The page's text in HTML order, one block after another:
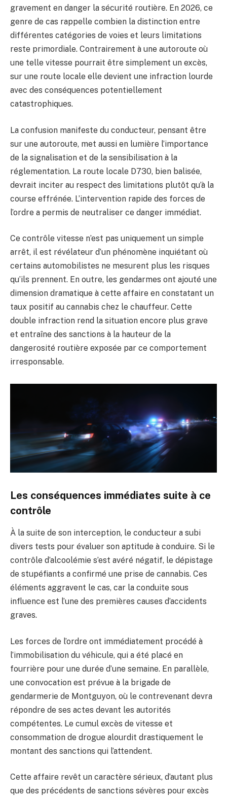
gravement en danger la sécurité routière. En 2026, ce
genre de cas rappelle combien la distinction entre
différentes catégories de voies et leurs limitations
reste primordiale. Contrairement à une autoroute où
une telle vitesse pourrait être simplement un excès,
sur une route locale elle devient une infraction lourde
avec des conséquences potentiellement
catastrophiques.
La confusion manifeste du conducteur, pensant être
sur une autoroute, met aussi en lumière l’importance
de la signalisation et de la sensibilisation à la
réglementation. La route locale D730, bien balisée,
devrait inciter au respect des limitations plutôt qu’à la
course effrénée. L’intervention rapide des forces de
l’ordre a permis de neutraliser ce danger immédiat.
Ce contrôle vitesse n’est pas uniquement un simple
arrêt, il est révélateur d’un phénomène inquiétant où
certains automobilistes ne mesurent plus les risques
qu’ils prennent. En outre, les gendarmes ont ajouté une
dimension dramatique à cette affaire en constatant un
taux positif au cannabis chez le chauffeur. Cette
double infraction rend la situation encore plus grave
et entraîne des sanctions à la hauteur de la
dangerosité routière exposée par ce comportement
irresponsable.
Les conséquences immédiates suite à ce
contrôle
À la suite de son interception, le conducteur a subi
divers tests pour évaluer son aptitude à conduire. Si le
contrôle d’alcoolémie s’est avéré négatif, le dépistage
de stupéfiants a confirmé une prise de cannabis. Ces
éléments aggravent le cas, car la conduite sous
influence est l’une des premières causes d’accidents
graves.
Les forces de l’ordre ont immédiatement procédé à
l’immobilisation du véhicule, qui a été placé en
fourrière pour une durée d’une semaine. En parallèle,
une convocation est prévue à la brigade de
gendarmerie de Montguyon, où le contrevenant devra
répondre de ses actes devant les autorités
compétentes. Le cumul excès de vitesse et
consommation de drogue alourdit drastiquement le
montant des sanctions qui l’attendent.
Cette affaire revêt un caractère sérieux, d’autant plus
que des précédents de sanctions sévères pour excès